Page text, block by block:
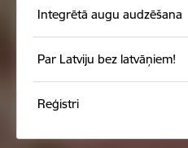
Integrētā augu audzēšana
Par Latviju bez latvāņiem!
Reģistri